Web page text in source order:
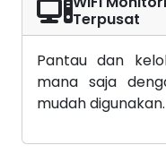
Terpusat
Pantau dan
mana saja
mudah digunakan.